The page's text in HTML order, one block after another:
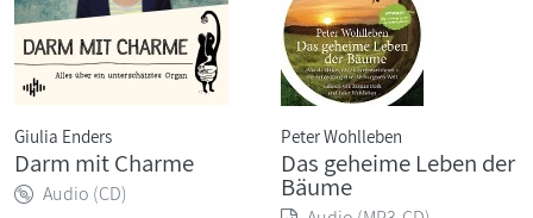
Giulia Enders
Darm mit Charme
Audio (CD)
Peter Wohlleben
Das geheime Leben der
Bäume